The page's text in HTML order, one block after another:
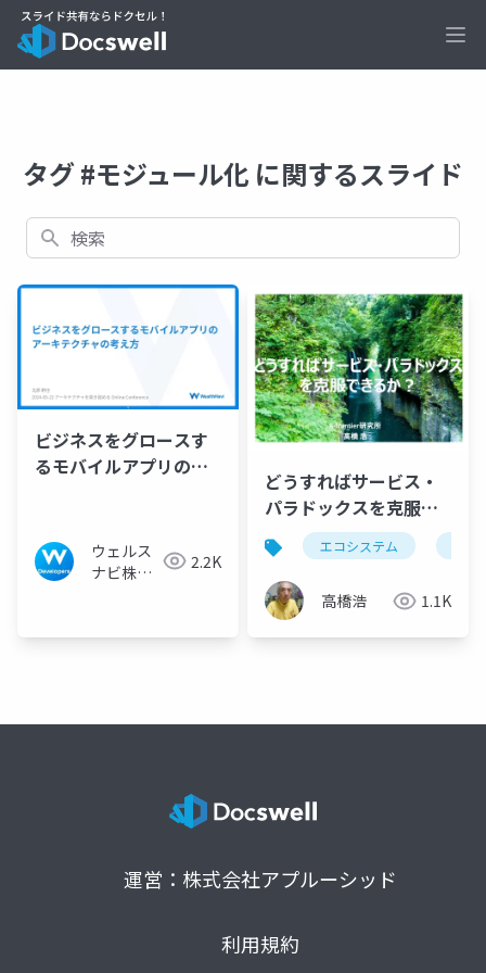
タグ #モジュール化 に関するスライド
検索
ビジネスをグロースす
るモバイルアプリのア
ウェルス
ナビ株式
ム
2.2K
どうすればサービス・
パラドックスを克服で
きるか？エコシステム
高橋浩 1.1K
運営：株式会社アプルーシッド
利用規約